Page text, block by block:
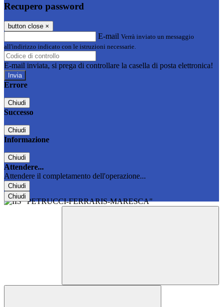
Recupero password
button close ×
E-mail Verrà inviato un messaggio
all'indirizzo indicato con le istruzioni necessarie.
E-mail inviata, si prega di controllare la casella di posta elettronica!
Errore
Chiudi
Successo
Chiudi
Informazione
Chiudi
Attendere...
Attendere il completamento dell'operazione...
Chiudi
Chiudi